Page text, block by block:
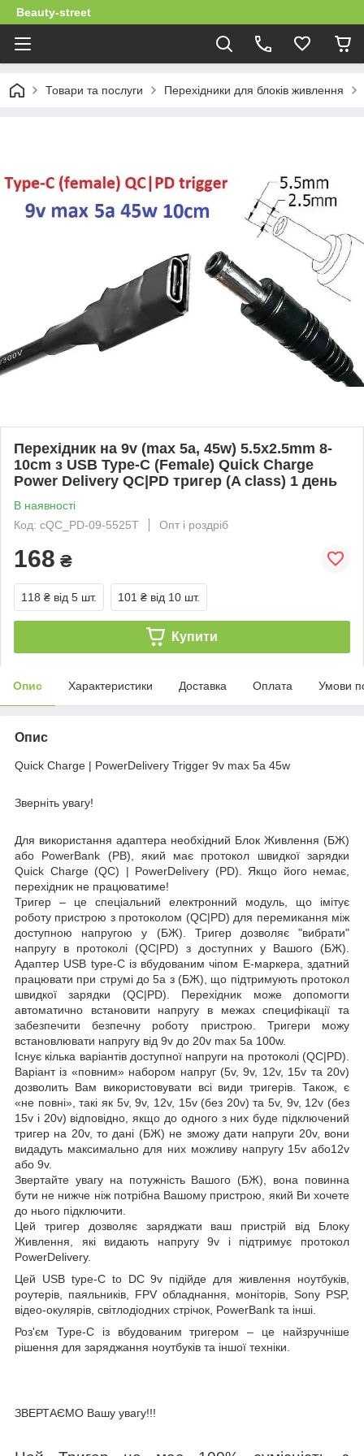
Beauty-street
Товари та послуги Перехідники для блоків живлення
Перехідник на 9v (max 5a, 45w) 5.5x2.5mm 8-
10cm з USB Type-C (Female) Quick Charge
Power Delivery QC|PD тригер (A class) 1 день
В наявності
Код: cQC_PD-09-5525T
Опт і роздріб
168 ₴
118 ₴ від 5 шт. 101 ₴ від 10 шт.
Купити
Опис Характеристики Доставка Оплата Умови
Опис
Quick Charge | PowerDelivery Trigger 9v max 5a 45w
Зверніть увагу!
Для використання адаптера необхідний Блок Живлення (БЖ)
або PowerBank (PB) , який має протокол швидкої зарядки
Quick Charge (QC) | PowerDelivery (PD)
Якщо його немає,
перехідник не працюватиме!
Тригер – це спеціальний електронний модуль, що імітує
роботу пристрою з протоколом (QC|PD) для перемикання між
доступною напругою у (БЖ). Тригер дозволяє "вибрати"
напругу в протоколі (QC|PD) з доступних у Вашого (БЖ).
Адаптер USB type-C із вбудованим чіпом E-маркера, здатний
працювати при струмі до 5a з (БЖ), що підтримують протокол
швидкої зарядки (QC|PD). Перехідник може допомогти
автоматично встановити напругу в межах специфікації та
забезпечити безпечну роботу пристрою. Тригери можу
встановлювати напругу від 9v до 20v max 5a 100w.
Існує кілька варіантів доступної напруги на протоколі (QC|PD).
Варіант із «повним» набором напруг (5v, 9v, 12v, 15v та 20v)
дозволить Вам використовувати всі види тригерів. Також, є
«не повні», такі як 5v, 9v, 12v, 15v (без 20v) та 5v, 9v, 12v (без
15v і 20v) відповідно, якщо до одного з них буде підключений
тригер на 20v, то дані (БЖ) не зможу дати напруги 20v, вони
видадуть максимально для них можливу напругу 15v або12v
або 9v.
Звертайте увагу на потужність Вашого (БЖ), вона повинна
бути не нижче ніж потрібна Вашому пристрою, який Ви хочете
до нього підключити.
Цей тригер дозволяє заряджати ваш пристрій від Блоку
Живлення, які видають напругу 9v і підтримує протокол
PowerDelivery.
Цей USB type-C to DC 9v підійде для живлення ноутбуків,
роутерів, паяльників, FPV обладнання, моніторів, Sony PSP,
відео-окулярів, світлодіодних стрічок, PowerBank та інші.
Роз'єм Type-C із вбудованим тригером – це найзручніше
рішення для заряджання ноутбуків та іншої техніки.
ЗВЕРТАЄМО Вашу увагу!!!